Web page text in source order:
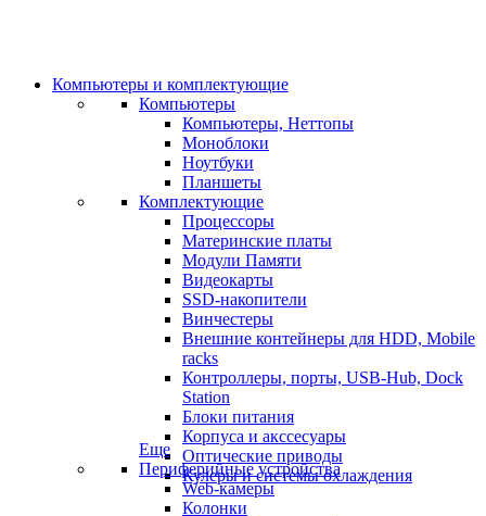
Компьютеры и комплектующие
Компьютеры
Компьютеры, Неттопы
Моноблоки
Ноутбуки
Планшеты
Комплектующие
Процессоры
Материнские платы
Модули Памяти
Видеокарты
SSD-накопители
Винчестеры
Внешние контейнеры для HDD, Mobile
racks
Контроллеры, порты, USB-Hub, Dock
Station
Блоки питания
Корпуса и акссесуары
Оптические приводы
Кулеры и системы охлаждения
Еще
Периферийные устройства
Web-камеры
Колонки